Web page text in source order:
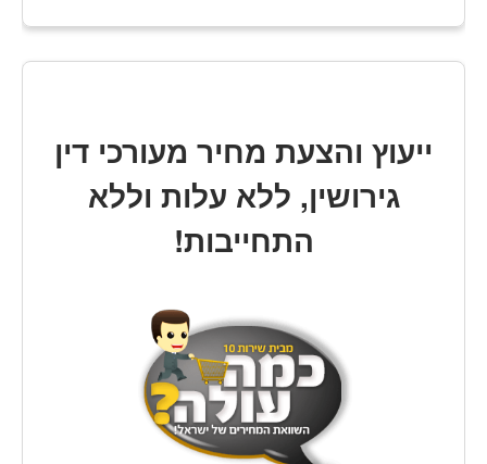
ייעוץ והצעת מחיר מעורכי דין
גירושין, ללא עלות וללא
התחייבות!